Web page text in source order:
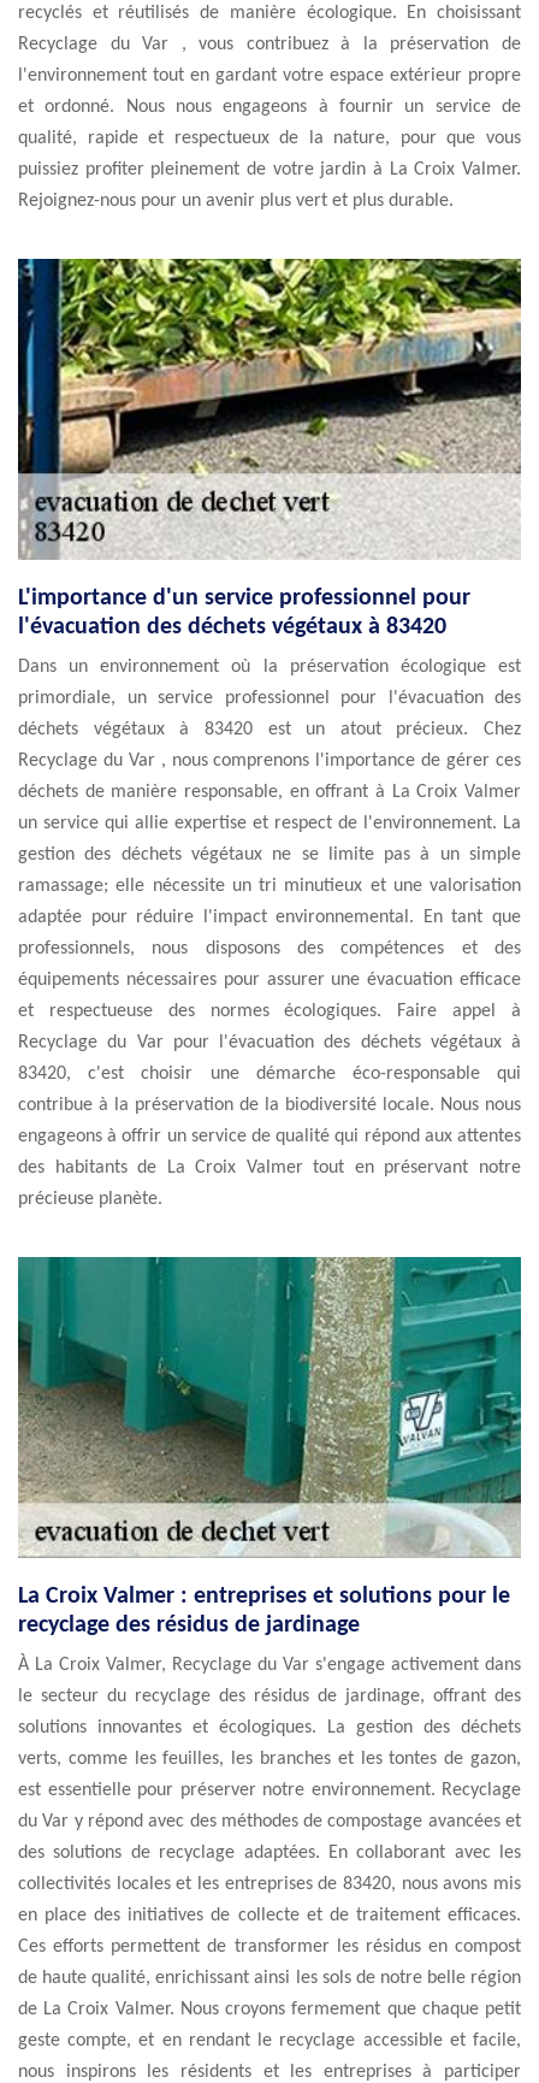
recyclés et réutilisés de manière écologique. En choisissant
Recyclage du Var , vous contribuez à la préservation de
l'environnement tout en gardant votre espace extérieur propre
et ordonné. Nous nous engageons à fournir un service de
qualité, rapide et respectueux de la nature, pour que vous
puissiez profiter pleinement de votre jardin à La Croix Valmer.
Rejoignez-nous pour un avenir plus vert et plus durable.
L'importance d'un service professionnel pour
l'évacuation des déchets végétaux à 83420
Dans un environnement où la préservation écologique est
primordiale, un service professionnel pour l'évacuation des
déchets végétaux à 83420 est un atout précieux. Chez
Recyclage du Var , nous comprenons l'importance de gérer ces
déchets de manière responsable, en offrant à La Croix Valmer
un service qui allie expertise et respect de l'environnement. La
gestion des déchets végétaux ne se limite pas à un simple
ramassage; elle nécessite un tri minutieux et une valorisation
adaptée pour réduire l'impact environnemental. En tant que
professionnels, nous disposons des compétences et des
équipements nécessaires pour assurer une évacuation efficace
et respectueuse des normes écologiques. Faire appel à
Recyclage du Var pour l'évacuation des déchets végétaux à
83420, c'est choisir une démarche éco-responsable qui
contribue à la préservation de la biodiversité locale. Nous nous
engageons à offrir un service de qualité qui répond aux attentes
des habitants de La Croix Valmer tout en préservant notre
précieuse planète.
La Croix Valmer : entreprises et solutions pour le
recyclage des résidus de jardinage
À La Croix Valmer, Recyclage du Var s'engage activement dans
le secteur du recyclage des résidus de jardinage, offrant des
solutions innovantes et écologiques. La gestion des déchets
verts, comme les feuilles, les branches et les tontes de gazon,
est essentielle pour préserver notre environnement. Recyclage
du Var y répond avec des méthodes de compostage avancées et
des solutions de recyclage adaptées. En collaborant avec les
collectivités locales et les entreprises de 83420, nous avons mis
en place des initiatives de collecte et de traitement efficaces.
Ces efforts permettent de transformer les résidus en compost
de haute qualité, enrichissant ainsi les sols de notre belle région
de La Croix Valmer. Nous croyons fermement que chaque petit
geste compte, et en rendant le recyclage accessible et facile,
nous inspirons les résidents et les entreprises à participer